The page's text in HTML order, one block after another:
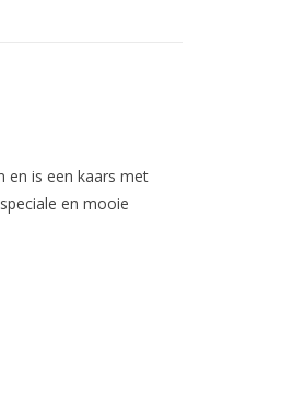
en is een kaars met
en mooie